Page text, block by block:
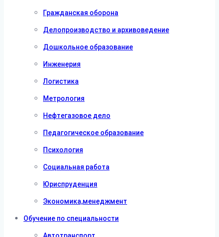
Гражданская оборона
Делопроизводство и архивоведение
Дошкольное образование
Инженерия
Логистика
Метрология
Нефтегазовое дело
Педагогическое образование
Психология
Социальная работа
Юриспруденция
Экономика,менеджмент
Обучение по специальности